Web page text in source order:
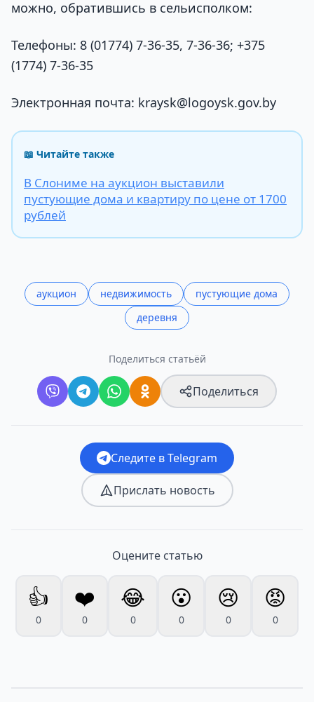
можно, обратившись в сельисполком:
Телефоны: 8 (01774) 7-36-35, 7-36-36; +375
(1774) 7-36-35
Электронная почта: kraysk@logoysk.gov.by
📖 Читайте также
В Слониме на аукцион выставили
пустующие дома и квартиру по цене от 1700
рублей
аукцион недвижимость
пустующие дома
деревня
Поделиться статьёй
Поделиться
Следите в Telegram
Прислать новость
Оцените статью
👍
0
❤️
0
😂
0
😮
0
😢
0
😡
0